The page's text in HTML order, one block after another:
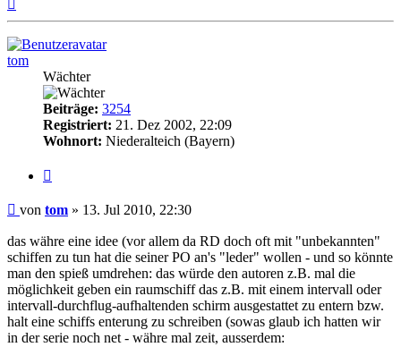
tom
Wächter
Beiträge: 3254
Registriert: 21. Dez 2002, 22:09
Wohnort: Niederalteich (Bayern)
Beitrag
von tom » 13. Jul 2010, 22:30
das währe eine idee (vor allem da RD doch oft mit "unbekannten"
schiffen zu tun hat die seiner PO an's "leder" wollen - und so könnte
man den spieß umdrehen: das würde den autoren z.B. mal die
möglichkeit geben ein raumschiff das z.B. mit einem intervall oder
intervall-durchflug-aufhaltenden schirm ausgestattet zu entern bzw.
halt eine schiffs enterung zu schreiben (sowas glaub ich hatten wir
in der serie noch net - währe mal zeit, ausserdem: